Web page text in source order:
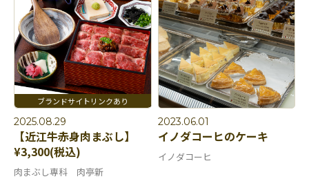
2025.08.29
【近江牛赤身肉まぶし】
¥3,300(税込)
肉まぶし専科 肉亭新
2023.06.01
イノダコーヒのケーキ
イノダコーヒ